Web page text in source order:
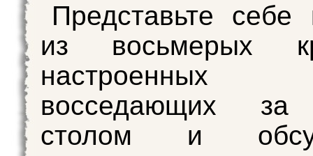
Представьте себе
из восьмерых
настроенных
восседающих за
столом и